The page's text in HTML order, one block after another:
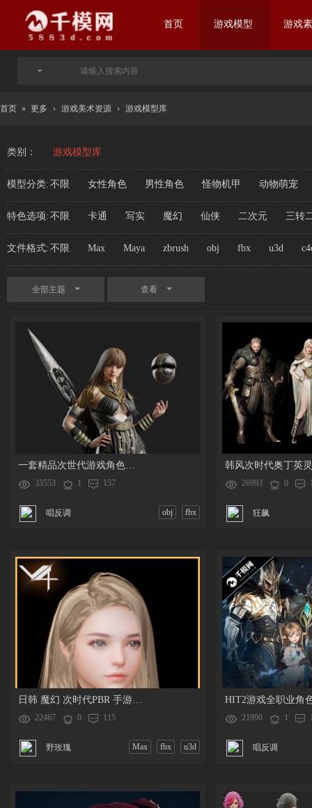
首页 游戏模型 游戏
首页 » 更多 › 游戏美术资源 › 游戏模型库
类别： 游戏模型库
模型分类: 不限 女性角色 男性角色 怪物机甲 动物萌宠
特色选项: 不限 卡通 写实 魔幻 仙侠 二次元 三转
文件格式: 不限 Max Maya zbrush obj fbx u3d
全部主题 查看
一套精品次世代游戏角色怪物模型，免费下载。
33553 1 157
唱反调 obj fbx
26993 0
狂飙
日韩 魔幻 次时代PBR 手游【Project V4 】 全职业角色服装 NPC 坐骑 怪物模型
22467 0 115
野玫瑰 Max fbx u3d
21990 1
唱反调